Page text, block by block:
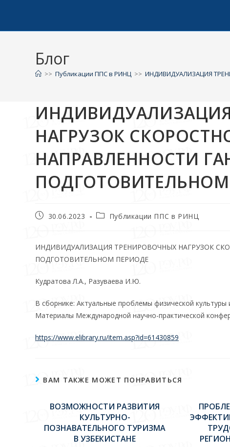
Блог
>> Публикации ППС в РИНЦ >> ИНДИВИДУАЛИЗАЦИЯ
НАГРУЗОК
НАПРАВЛЕННОСТИ
30.06.2023 Публикации ППС в РИНЦ
ИНДИВИДУАЛИЗАЦИЯ ТРЕНИРОВОЧНЫХ НАГРУЗОК
ПОДГОТОВИТЕЛЬНОМ ПЕРИОДЕ
Кудратова Л.А., Разуваева И.Ю.
В сборнике: Актуальные проблемы физической
Материалы Международной научно-практической
https://www.elibrary.ru/item.asp?id=61430859
ВАМ ТАКЖЕ МОЖЕТ ПОНРАВИТЬСЯ
ВОЗМОЖНОСТИ РАЗВИТИЯ
КУЛЬТУРНО-
ПОЗНАВАТЕЛЬНОГО ТУРИЗМА
В УЗБЕКИСТАНЕ